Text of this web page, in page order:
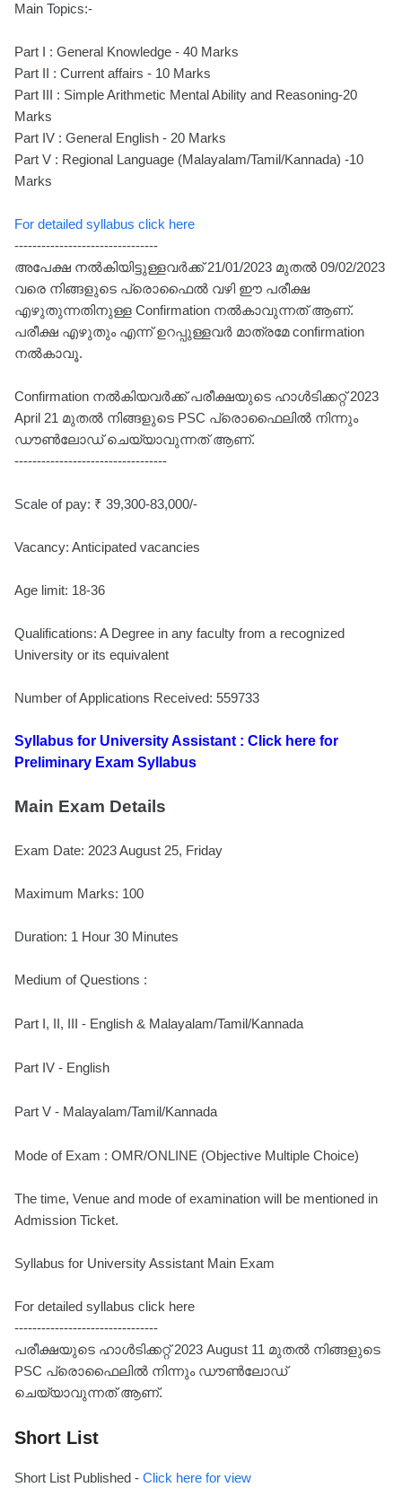
Main Topics:-
Part I : General Knowledge - 40 Marks
Part II : Current affairs - 10 Marks
Part III : Simple Arithmetic Mental Ability and Reasoning-20
Marks
Part IV : General English - 20 Marks
Part V : Regional Language (Malayalam/Tamil/Kannada) -10
Marks
For detailed syllabus click here
--------------------------------
അപേക്ഷ നൽകിയിട്ടുള്ളവർക്ക് 21/01/2023 മുതൽ 09/02/2023
വരെ നിങ്ങളുടെ പ്രൊഫൈൽ വഴി ഈ പരീക്ഷ
എഴുതുന്നതിനുള്ള Confirmation നൽകാവുന്നത് ആണ്.
പരീക്ഷ എഴുതും എന്ന് ഉറപ്പുള്ളവർ മാത്രമേ confirmation
നൽകാവൂ.
Confirmation നൽകിയവർക്ക് പരീക്ഷയുടെ ഹാൾടിക്കറ്റ് 2023
April 21 മുതൽ നിങ്ങളുടെ PSC പ്രൊഫൈലിൽ നിന്നും
ഡൗൺലോഡ് ചെയ്യാവുന്നത് ആണ്.
----------------------------------
Scale of pay: ₹ 39,300-83,000/-
Vacancy: Anticipated vacancies
Age limit: 18-36
Qualifications: A Degree in any faculty from a recognized
University or its equivalent
Number of Applications Received: 559733
Syllabus for University Assistant : Click here for
Preliminary Exam Syllabus
Main Exam Details
Exam Date: 2023 August 25, Friday
Maximum Marks: 100
Duration: 1 Hour 30 Minutes
Medium of Questions :
Part I, II, III - English & Malayalam/Tamil/Kannada
Part IV - English
Part V - Malayalam/Tamil/Kannada
Mode of Exam : OMR/ONLINE (Objective Multiple Choice)
The time, Venue and mode of examination will be mentioned in
Admission Ticket.
Syllabus for University Assistant Main Exam
For detailed syllabus click here
--------------------------------
പരീക്ഷയുടെ ഹാൾടിക്കറ്റ് 2023 August 11 മുതൽ നിങ്ങളുടെ
PSC പ്രൊഫൈലിൽ നിന്നും ഡൗൺലോഡ്
ചെയ്യാവുന്നത് ആണ്.
Short List
Short List Published - Click here for view